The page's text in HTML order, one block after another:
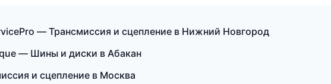
— Трансмиссия и сцепление в Нижний Новгород
— Шины и диски в Абакан
и сцепление в Москва